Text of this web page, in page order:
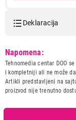
Deklaracija
Naziv i vrsta robe:
Uvoznik:
Zemlja porekla:
Prava potrošača:
Napomena:
Tehnomedia centar DOO
i kompletniji ali ne može
Artikli predstavljeni na
proizvod nije trenutno